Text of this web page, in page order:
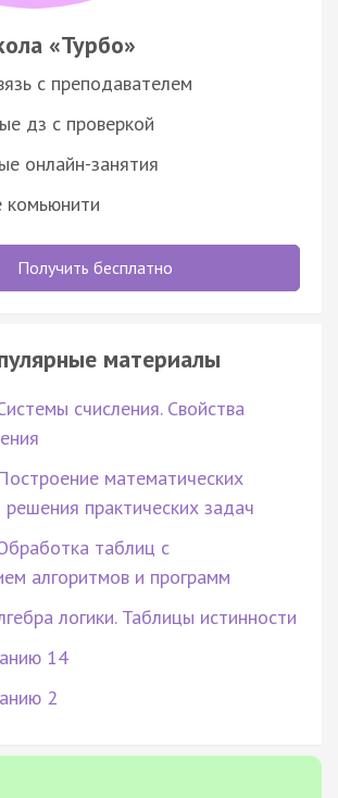
«Турбо»
с преподавателем
дз с проверкой
онлайн-занятия
Получить бесплатно
материалы
счисления. Свойства
математических
практических задач
таблиц с
алгоритмов и программ
логики. Таблицы истинности
14
2